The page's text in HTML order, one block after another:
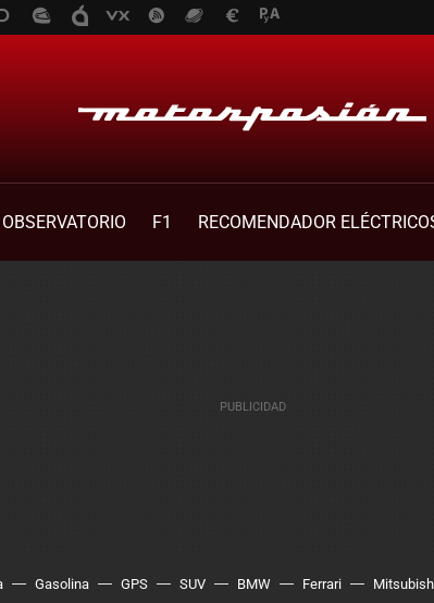
OBSERVATORIO F1
RECOMENDADOR
Gasolina GPS SUV BMW Ferrari